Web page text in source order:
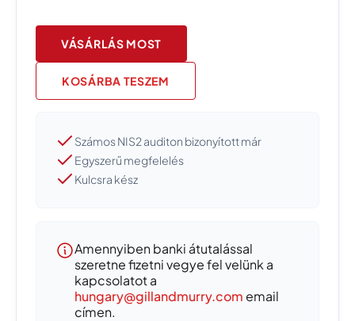
VÁSÁRLÁS MOST
Számos NIS2 auditon bizonyított már
Egyszerű megfelelés
Kulcsra kész
Amennyiben banki átutalással
szeretne fizetni vegye fel velünk a
kapcsolatot a
hungary@gillandmurry.com email
címen.